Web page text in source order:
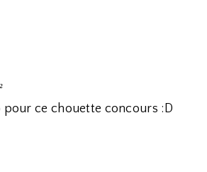
pour ce chouette concours :D